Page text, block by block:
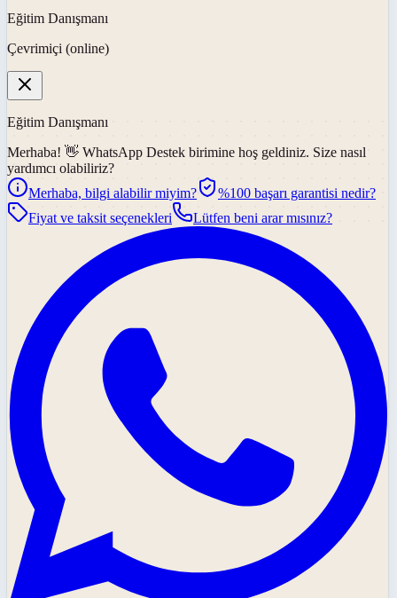
Eğitim Danışmanı
Çevrimiçi (online)
Eğitim Danışmanı
Merhaba! 👋 WhatsApp Destek birimine hoş geldiniz. Size nasıl
yardımcı olabiliriz?
Merhaba, bilgi alabilir miyim?
%100 başarı garantisi nedir?
Fiyat ve taksit seçenekleri
Lütfen beni arar mısınız?